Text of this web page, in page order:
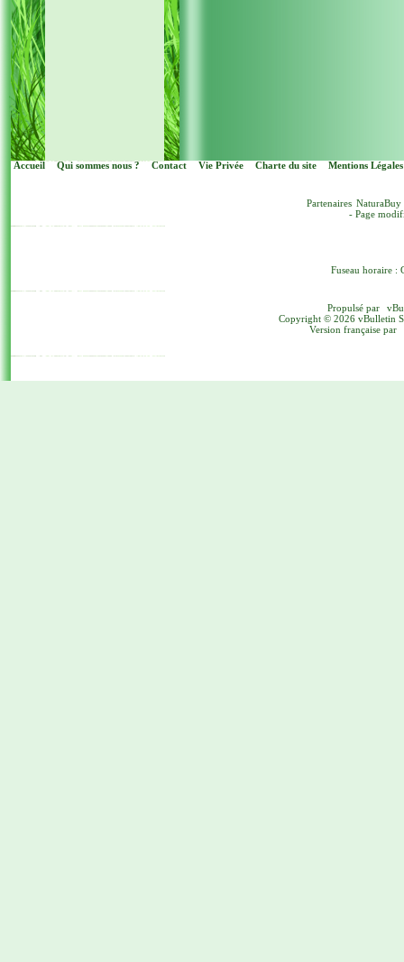
Accueil Qui sommes nous ? Contact Vie Privée Charte du site Mentions Légales
Partenaires NaturaBuy
- Page
Fuseau horaire :
Propulsé par
Copyright © 2026 vBulletin
Version française par